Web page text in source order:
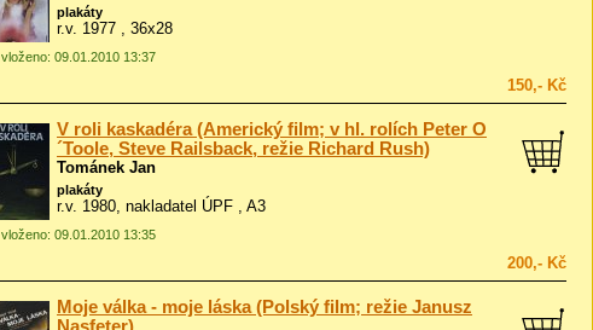
plakáty
r.v. 1977 , 36x28
, vloženo: 09.01.2010 13:37
150,- Kč
V roli kaskadéra (Americký film; v hl. rolích Peter O
´Toole, Steve Railsback, režie Richard Rush)
Tománek Jan
plakáty
r.v. 1980, nakladatel ÚPF , A3
, vloženo: 09.01.2010 13:35
200,- Kč
Moje válka - moje láska (Polský film; režie Janusz